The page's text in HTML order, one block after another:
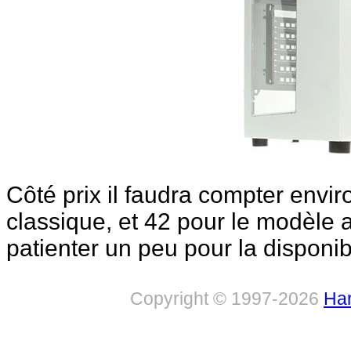
Côté prix il faudra compter
classique, et 42 pour le modèle
patienter un peu pour la
Copyright © 1997-2026